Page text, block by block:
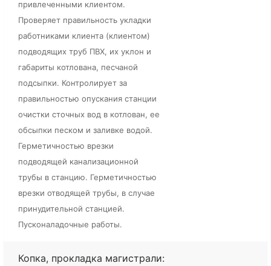
привлеченными клиентом.
Проверяет правильность укладки
работниками клиента (клиентом)
подводящих труб ПВХ, их уклон и
габариты котлована, песчаной
подсыпки. Контролирует за
правильностью опускания станции
очистки сточных вод в котлован, ее
обсыпки песком и заливке водой.
Герметичностью врезки
подводящей канализационной
трубы в станцию. Герметичностью
врезки отводящей трубы, в случае
принудительной станцией.
Пусконаладочные работы.
Копка, прокладка магистрали: